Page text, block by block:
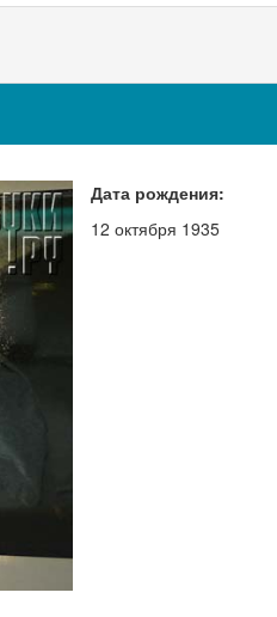
Дата рождения:
12 октября 1935